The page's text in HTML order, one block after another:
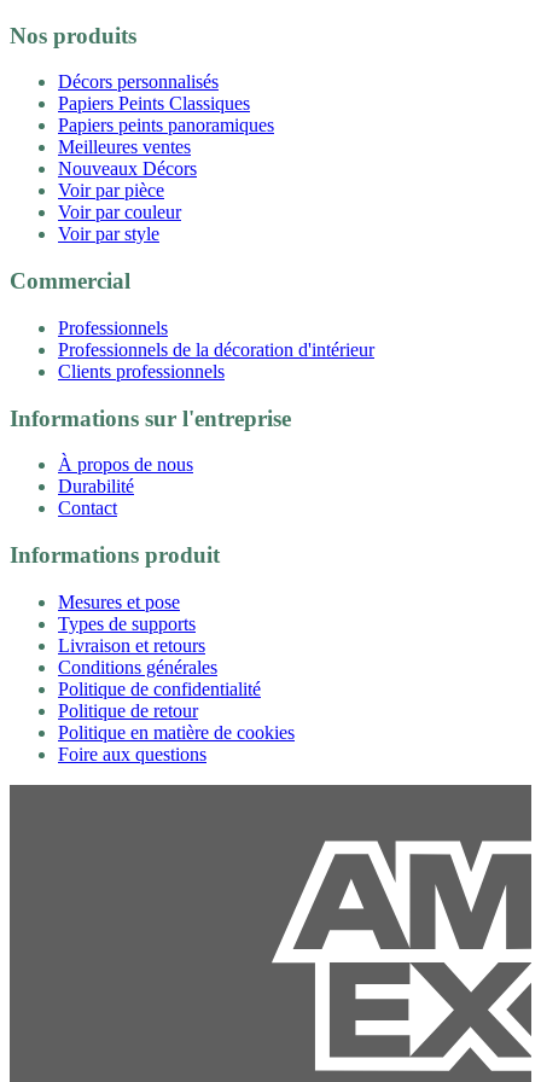
Nos produits
Décors personnalisés
Papiers Peints Classiques
Papiers peints panoramiques
Meilleures ventes
Nouveaux Décors
Voir par pièce
Voir par couleur
Voir par style
Commercial
Professionnels
Professionnels de la décoration d'intérieur
Clients professionnels
Informations sur l'entreprise
À propos de nous
Durabilité
Contact
Informations produit
Mesures et pose
Types de supports
Livraison et retours
Conditions générales
Politique de confidentialité
Politique de retour
Politique en matière de cookies
Foire aux questions